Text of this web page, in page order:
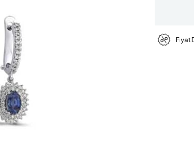
Fiyat